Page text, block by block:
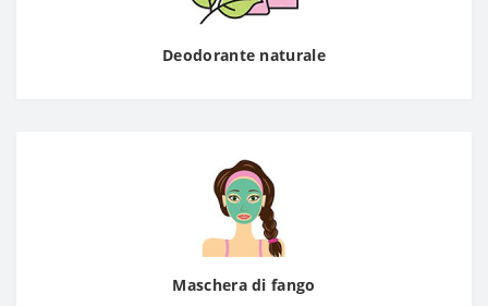
Deodorante naturale
Maschera di fango